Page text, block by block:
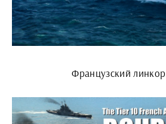
Французский